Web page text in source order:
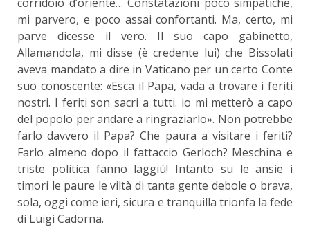
mi parvero, e poco assai confortanti. Ma, certo, mi
parve dicesse il vero. Il suo capo gabinetto,
Allamandola, mi disse (è credente lui) che Bissolati
aveva mandato a dire in Vaticano per un certo Conte
suo conoscente: «Esca il Papa, vada a trovare i feriti
nostri. I feriti son sacri a tutti. io mi metterò a capo
del popolo per andare a ringraziarlo». Non potrebbe
farlo davvero il Papa? Che paura a visitare i feriti?
Farlo almeno dopo il fattaccio Gerloch? Meschina e
triste politica fanno laggiù! Intanto su le ansie i
timori le paure le viltà di tanta gente debole o brava,
sola, oggi come ieri, sicura e tranquilla trionfa la fede
di Luigi Cadorna.